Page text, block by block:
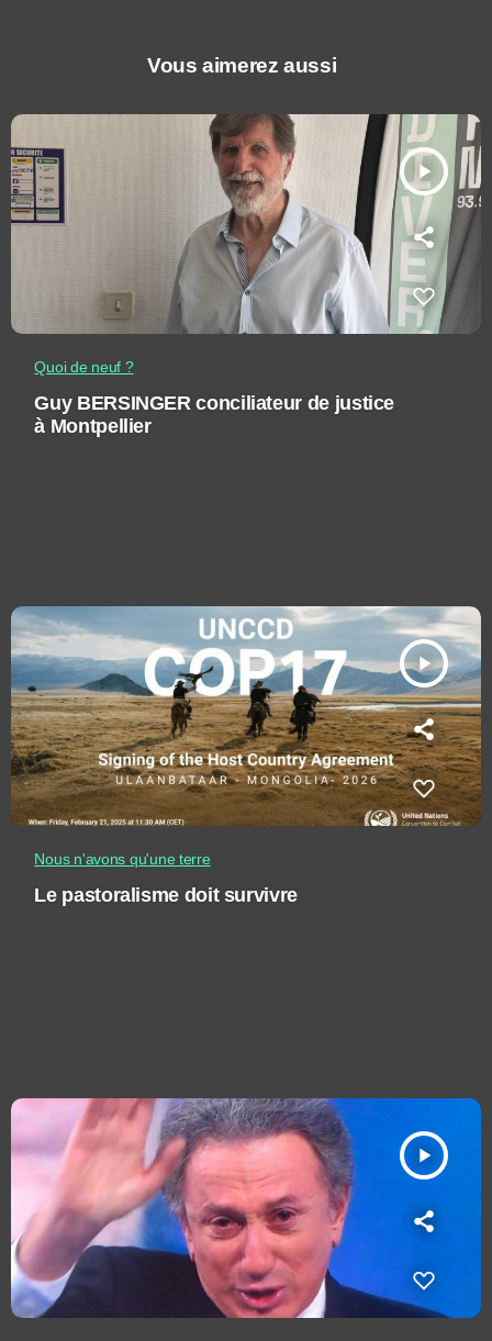
Vous aimerez aussi
play_arrow
Quoi de neuf ?
Guy BERSINGER conciliateur de justice
à Montpellier
play_arrow
Nous n'avons qu'une terre
Le pastoralisme doit survivre
play_arrow